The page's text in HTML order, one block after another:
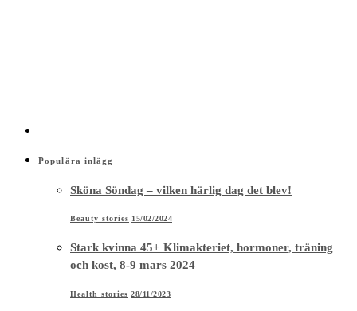
Populära inlägg
Sköna Söndag – vilken härlig dag det blev!
Beauty stories 15/02/2024
Stark kvinna 45+ Klimakteriet, hormoner, träning
och kost, 8-9 mars 2024
Health stories 28/11/2023